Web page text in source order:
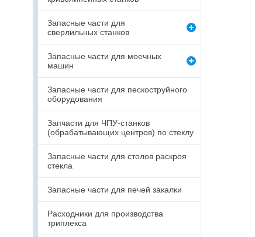
Запасные части для
сверлильных станков
Запасные части для моечных
машин
Запасные части для пескоструйного
оборудования
Запчасти для ЧПУ-станков
(обрабатывающих центров) по стеклу
Запасные части для столов раскроя
стекла
Запасные части для печей закалки
Расходники для производства
триплекса